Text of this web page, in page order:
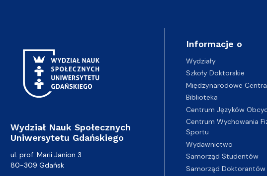
Wydział Nauk Społecznych
Uniwersytetu Gdańskiego
ul. prof. Marii Janion 3
80-309 Gdańsk
Informacje o
Wydziały
Szkoły Doktorskie
Międzynarodowe
Biblioteka
Centrum Języków
Centrum Wychowania
Sportu
Wydawnictwo
Samorząd Studentów
Samorząd Doktorantów